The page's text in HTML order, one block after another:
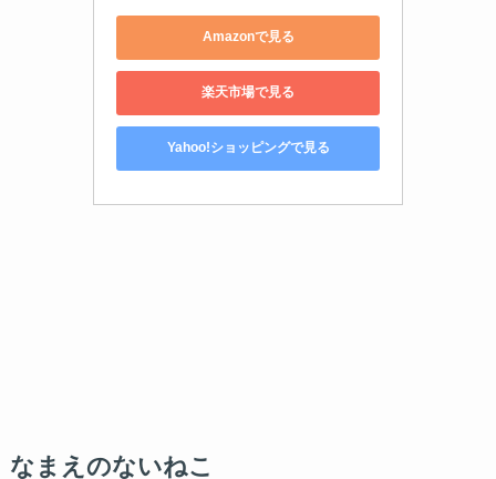
Amazonで見る
楽天市場で見る
Yahoo!ショッピングで見る
なまえのないねこ